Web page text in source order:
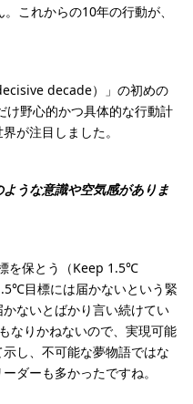
これからの10年の行動が、
decade）」の初めの
け野心的かつ具体的な行動計
が注目しました。
うな意識や空気感がありま
を保とう（Keep 1.5℃
目標には届かないという緊
ないとばかり言い続けてい
なりかねないので、実現可能
し、不可能な夢物語ではな
ダーも多かったですね。